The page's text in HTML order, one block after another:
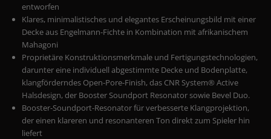
entworfen
Klares, minimalistisches und elegantes Erscheinungsbild mit einer
Decke aus Engelmann-Fichte in Kombination mit afrikanischem
Mahagoni
Proprietäre Konstruktionsmerkmale und Fertigungstechnologien,
darunter eine individuell abgestimmte Decke und Bodenplatte,
klangförderndes Open-Pore-Finish, das CNR System® Active
Halsdesign, der Booster Soundport Resonator sowie Bevel Duo.
Booster-Soundport-Resonator für verbesserte Klangprojektion,
der einen klareren und resonanteren Ton direkt zum Spieler hin
liefert